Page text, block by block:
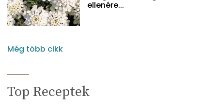
ellenére...
Még több cikk
Top Receptek